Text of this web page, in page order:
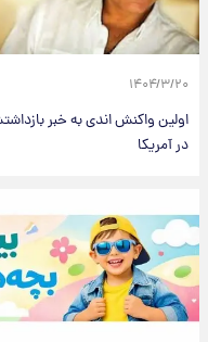
۱۴۰۴/۳/۲۰
اولین واکنش اندی به خبر
در آمریکا